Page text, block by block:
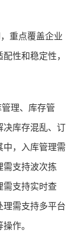
重点覆盖企业
性和稳定性，
理、库存管
决库存混乱、订
中，入库管理需
需支持波次拣
需支持实时查
理需支持多平台
作。